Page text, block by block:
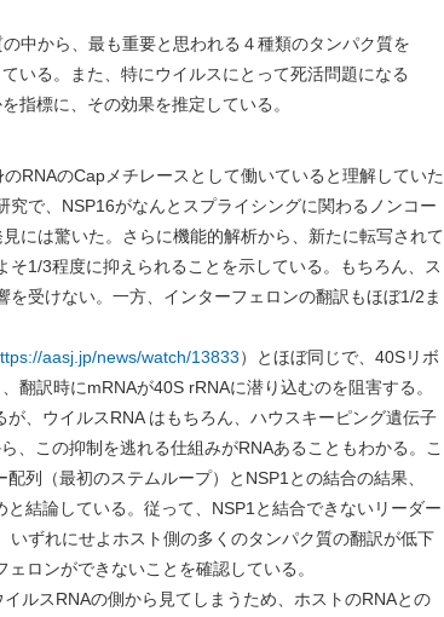
中から、最も重要と思われる４種類のタンパク質を
いる。また、特にウイルスにとって死活問題になる
指標に、その効果を推定している。
RNAのCapメチレースとして働いていると理解していた
で、NSP16がなんとスプライシングに関わるノンコー
には驚いた。さらに機能的解析から、新たに転写されて
そ1/3程度に抑えられることを示している。もちろん、ス
受けない。一方、インターフェロンの翻訳もほぼ1/2ま
aasj.jp/news/watch/13833）とほぼ同じで、40Sリボ
翻訳時にmRNAが40S rRNAに潜り込むのを阻害する。
、ウイルスRNA はもちろん、ハウスキーピング遺伝子
、この抑制を逃れる仕組みがRNAあることもわかる。こ
列（最初のステムループ）とNSP1との結合の結果、
結論している。従って、NSP1と結合できないリーダー
いずれにせよホスト側の多くのタンパク質の翻訳が低下
ロンができないことを確認している。
ルスRNAの側から見てしまうため、ホストのRNAとの